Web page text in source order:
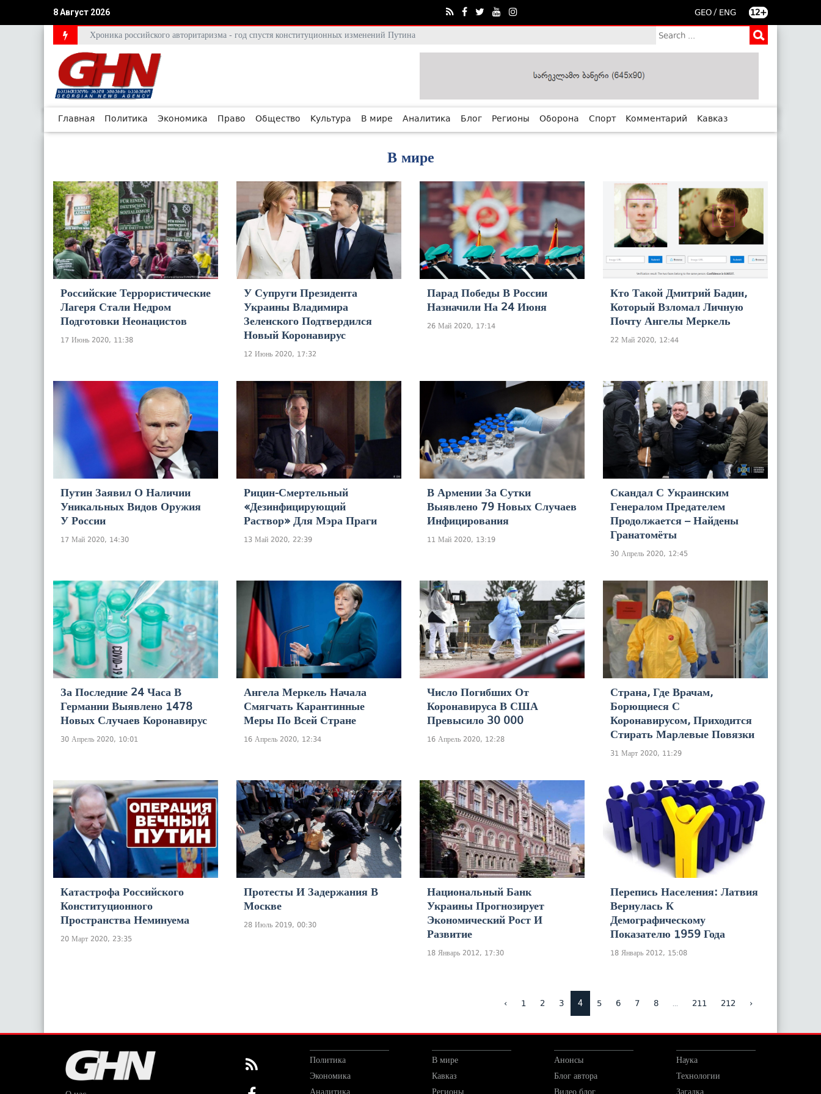
8 Август 2026 GEO / ENG 12+
Хроника российского авторитаризма - год спустя конституционных изменений Путина
Главная Политика Экономика Право Общество Культура В мире Аналитика Блог Регионы Оборона Спорт Комментарий Кавказ
В мире
Российские Террористические
Лагеря Стали Недром
Подготовки Неонацистов
17 Июнь 2020, 11:38
У Супруги Президента
Украины Владимира
Зеленского Подтвердился
Новый Коронавирус
12 Июнь 2020, 17:32
Парад Победы В России
Назначили На 24 Июня
26 Май 2020, 17:14
Кто Такой Дмитрий Бадин,
Который Взломал Личную
Почту Ангелы Меркель
22 Май 2020, 12:44
Путин Заявил О Наличии
Уникальных Видов Оружия
У России
17 Май 2020, 14:30
Рицин-Смертельный
«дезинфицирующий
Раствор» Для Мэра Праги
13 Май 2020, 22:39
В Армении За Сутки
Выявлено 79 Новых Случаев
Инфицирования
11 Май 2020, 13:19
Скандал С Украинским
Генералом Предателем
Продолжается – Найдены
Гранатомёты
30 Апрель 2020, 12:45
За Последние 24 Часа В
Германии Выявлено 1478
Новых Случаев Коронавирус
30 Апрель 2020, 10:01
Ангела Меркель Начала
Смягчать Карантинные
Меры По Всей Стране
16 Апрель 2020, 12:34
Число Погибших От
Коронавируса В США
Превысило 30 000
16 Апрель 2020, 12:28
Страна, Где Врачам,
Борющиеся С
Коронавирусом, Приходится
Стирать Марлевые Повязки
31 Март 2020, 11:29
Катастрофа Российского
Конституционного
Пространства Неминуема
20 Март 2020, 23:35
Протесты И Задержания В
Москве
28 Июль 2019, 00:30
Национальный Банк
Украины Прогнозирует
Экономический Рост И
Развитие
18 Январь 2012, 17:30
Перепись Населения: Латвия
Вернулась К
Демографическому
Показателю 1959 Года
18 Январь 2012, 15:08
‹ 1 2 3 4 5 6 7 8 211 212 ›
Политика
Экономика
Аналитика
В мире
Кавказ
Регионы
Анонсы
Блог автора
Видео блог
Наука
Технологии
Загадка